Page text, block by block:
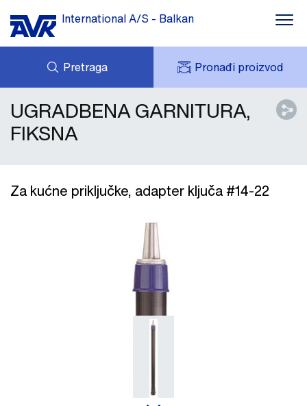
International A/S - Balkan
Pretraga Pronađi proizvod
VESTI
PREUZIMANJE
O KOMPANIJI
KONTAKT
UPIT
MOJ AVK
UGRADBENA GARNITURA,
FIKSNA
Za kućne priključke, adapter ključa #14-22